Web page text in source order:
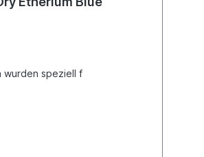
wurden speziell f